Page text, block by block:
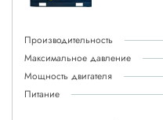
Производительность
Максимальное давление
Мощность двигателя
Питание